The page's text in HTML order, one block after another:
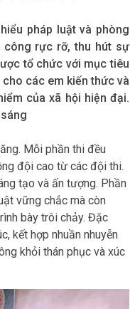
pháp luật và phòng
công rực rỡ, thu hút sự
tổ chức với mục tiêu
các em kiến thức và
của xã hội hiện đại.
Mỗi phần thi đều
đội cao từ các đội thi.
tạo và ấn tượng. Phần
vững chắc mà còn
bày trôi chảy. Đặc
kết hợp nhuần nhuyễn
khỏi thán phục và xúc